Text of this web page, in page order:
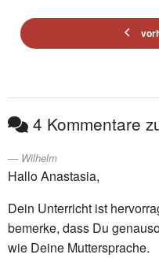
4 Kommentare
Wilhelm
Hallo Anastasia,
Dein Unterricht ist
bemerke, dass Du
wie Deine Muttersprache.